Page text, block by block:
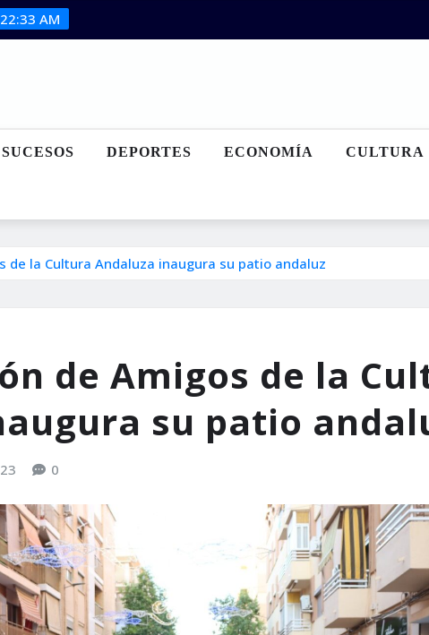
AM
SUCESOS DEPORTES ECONOMÍA CULTURA
de la Cultura Andaluza inaugura su patio andaluz
de Amigos de la
su patio
0